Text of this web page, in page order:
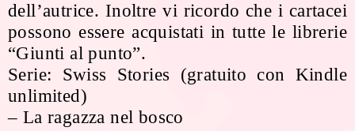
dell’autrice. Inoltre vi ricordo che i cartacei
possono essere acquistati in tutte le librerie
“Giunti al punto”.
Serie: Swiss Stories (gratuito con Kindle
unlimited)
– La ragazza nel bosco